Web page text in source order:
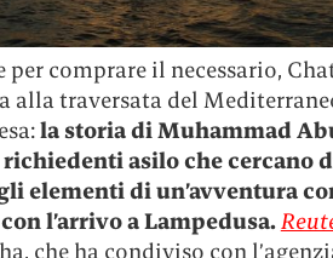
comprare il necessario,
alla traversata del
la storia di Muhammad
asilo che cercano
elementi di un’avventura
l’arrivo a Lampedusa.
che ha condiviso con